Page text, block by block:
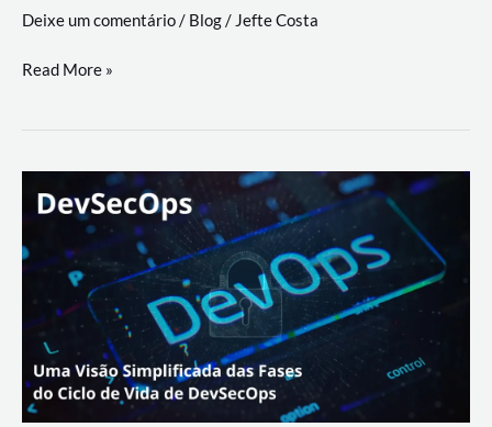
a
workflows
Deixe um comentário/ Blog/ Jefte Costa
teste
palyer
Lance
Rural
Read More »